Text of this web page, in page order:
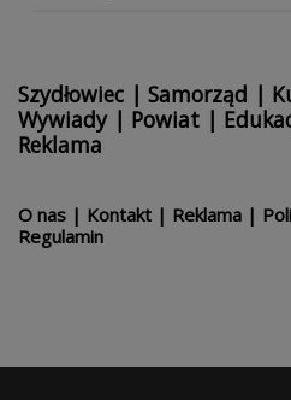
Szydłowiec | Samorząd |
Wywiady| Powiat |
Reklama
O nas | Kontakt | Reklama |
Regulamin